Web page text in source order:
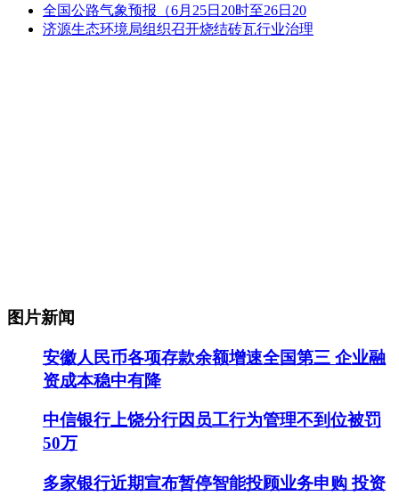
全国公路气象预报（6月25日20时至26日20
济源生态环境局组织召开烧结砖瓦行业治理
图片新闻
安徽人民币各项存款余额增速全国第三 企业融
资成本稳中有降
中信银行上饶分行因员工行为管理不到位被罚
50万
多家银行近期宣布暂停智能投顾业务申购 投资